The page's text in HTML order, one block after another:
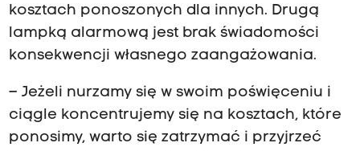
kosztach ponoszonych dla innych. Drugą
lampką alarmową jest brak świadomości
konsekwencji własnego zaangażowania.
– Jeżeli nurzamy się w swoim poświęceniu i
ciągle koncentrujemy się na kosztach, które
ponosimy, warto się zatrzymać i przyjrzeć